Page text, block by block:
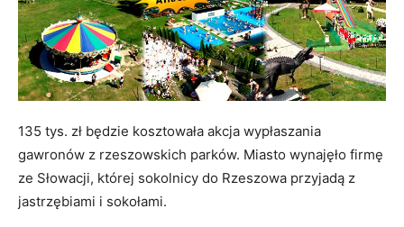
135 tys. zł będzie kosztowała akcja wypłaszania
gawronów z rzeszowskich parków. Miasto wynajęło firmę
ze Słowacji, której sokolnicy do Rzeszowa przyjadą z
jastrzębiami i sokołami.